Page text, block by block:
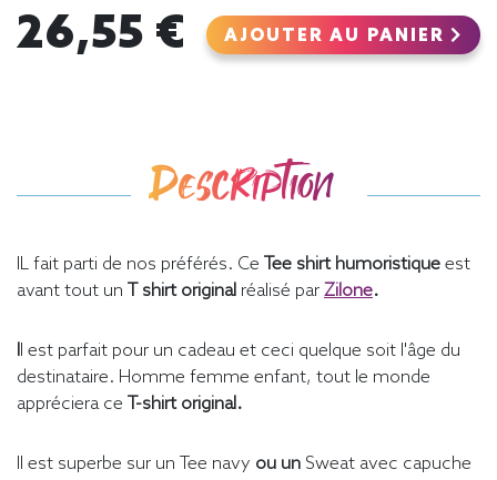
26,55 € AJOUTER AU PANIER
Description
IL fait parti de nos préférés. Ce Tee shirt humoristique est
avant tout un T shirt original réalisé par Zilone.
l est parfait pour un cadeau et ceci quelque soit l'âge du
destinataire. Homme femme enfant, tout le monde
appréciera ce T-shirt original.
Il est superbe sur un Tee navy ou un Sweat avec capuche